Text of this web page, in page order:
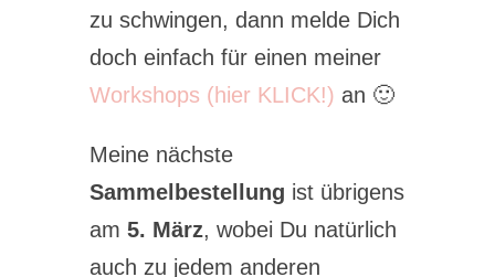
zu schwingen, dann melde Dich
doch einfach für einen meiner
Workshops (hier KLICK!) an 🙂
Meine nächste
Sammelbestellung ist übrigens
am 5. März, wobei Du natürlich
auch zu jedem anderen